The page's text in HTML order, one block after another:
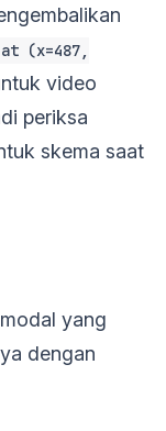
(x=487,
video
periksa
skema saat
yang
dengan